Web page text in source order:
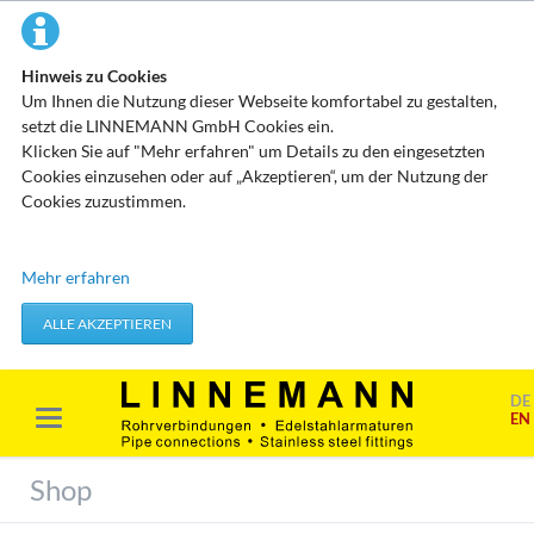
Hinweis zu Cookies
Um Ihnen die Nutzung dieser Webseite komfortabel zu gestalten,
setzt die LINNEMANN GmbH Cookies ein.
Klicken Sie auf "Mehr erfahren" um Details zu den eingesetzten
Cookies einzusehen oder auf „Akzeptieren“, um der Nutzung der
Cookies zuzustimmen.
Technisch erforderliche Cookies
werden verwendet um von Ihnen getätigte Aktionen, wie etwa das
Festlegen Ihrer Datenschutzeinstellungen zu übernehmen.
Erforderliche Cookies akzeptieren
Marketing & Analyse
ausgewertet werden. Das geschieht vor allem mit Cookies und mit
sogenannten Analyseprogrammen. Die Analyse Ihres Surf-
Mehr erfahren
ALLE AKZEPTIEREN
DE
EN
Shop